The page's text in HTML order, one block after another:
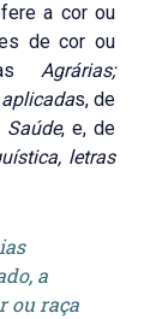
a cor ou
de cor ou
Agrárias;
s, de
Saúde, e, de
letras
a
ou raça